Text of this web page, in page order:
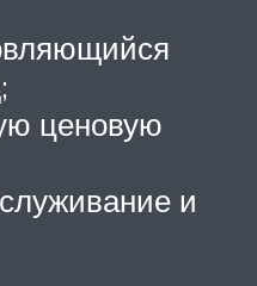
ценовую
и